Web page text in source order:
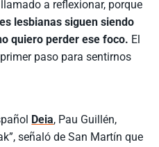
a reflexionar, porque
lesbianas siguen siendo
quiero perder ese foco. El
paso para sentirnos
Deia, Pau Guillén,
señaló de San Martín que